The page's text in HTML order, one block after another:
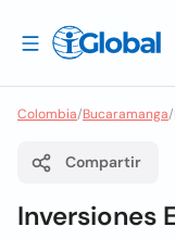
Colombia/Bucaramanga/
Compartir
Inversiones